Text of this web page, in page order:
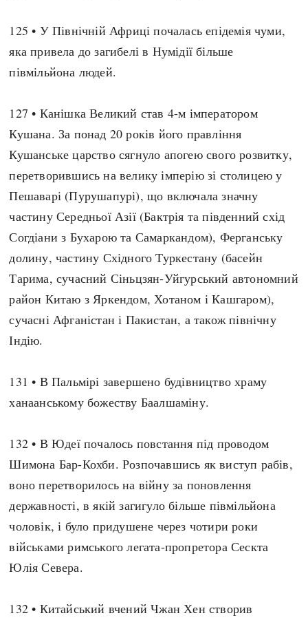
Битви і війни
Катастрофи
Кримінал
Людина і суспільство
Наука, освіта і техніка
Особистості
Подорожі і відкриття
Політика
Релігія
Розваги і дозвілля
Спорт
Чудеса світу
Українська революція
Україна радянська
Австралія
Азія
Хронологія
Античні часи
Темні віки
Високе Середньовіччя
Пізнє Середньовіччя
Нова історія
Новітня історія
Наш час
Нові статті
Визначальні події
#Хештеги
done
125 • У Північній Африці почалась епідемія чуми,
яка привела до загибелі в Нумідії більше
півмільйона людей.
127 • Канішка Великий став 4-м імператором
Кушана. За понад 20 років його правління
Кушанське царство сягнуло апогею свого розвитку,
перетворившись на велику імперію зі столицею у
Пешаварі (Пурушапурі), що включала значну
частину Середньої Азії (Бактрія та південний схід
Согдіани з Бухарою та Самаркандом), Ферганську
долину, частину Східного Туркестану (басейн
Тарима, сучасний Сіньцзян-Уйгурський автономний
район Китаю з Яркендом, Хотаном і Кашгаром),
сучасні Афганістан і Пакистан, а також північну
Індію.
131 • В Пальмірі завершено будівництво храму
ханаанському божеству Баалшаміну.
132 • В Юдеї почалось повстання під проводом
Шимона Бар-Кохби. Розпочавшись як виступ рабів,
воно перетворилось на війну за поновлення
державності, в якій загигуло більше півмільйона
чоловік, і було придушене через чотири роки
військами римського легата-пропретора Сескта
Юлія Севера.
132 • Китайський вчений Чжан Хен створив